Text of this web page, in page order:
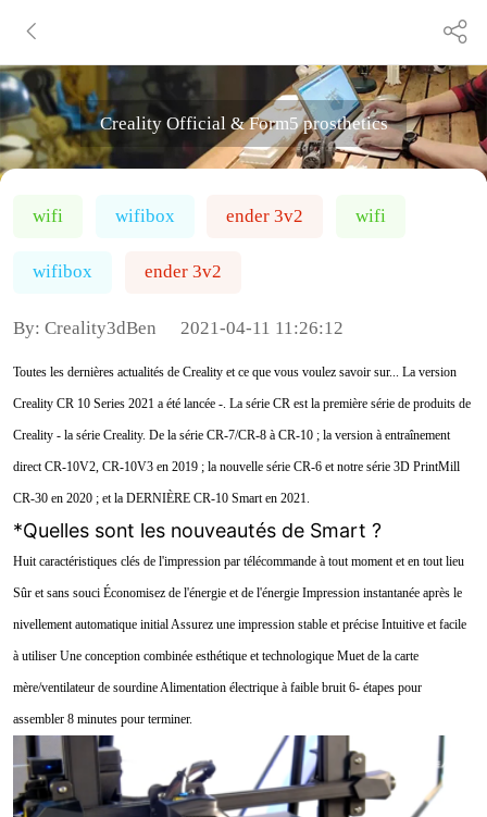
Creality Official & Form5 prosthetics
wifi wifibox ender 3v2 wifi
wifibox ender 3v2
By: Creality3dBen 2021-04-11 11:26:12
Toutes les dernières actualités de Creality et ce que vous voulez savoir sur... La version
Creality CR 10 Series 2021 a été lancée -. La série CR est la première série de produits de
Creality - la série Creality. De la série CR-7/CR-8 à CR-10 ; la version à entraînement
direct CR-10V2, CR-10V3 en 2019 ; la nouvelle série CR-6 et notre série 3D PrintMill
CR-30 en 2020 ; et la DERNIÈRE CR-10 Smart en 2021.
*Quelles sont les nouveautés de Smart ?
Huit caractéristiques clés de l'impression par télécommande à tout moment et en tout lieu
Sûr et sans souci Économisez de l'énergie et de l'énergie Impression instantanée après le
nivellement automatique initial Assurez une impression stable et précise Intuitive et facile
à utiliser Une conception combinée esthétique et technologique Muet de la carte
mère/ventilateur de sourdine Alimentation électrique à faible bruit 6- étapes pour
assembler 8 minutes pour terminer.